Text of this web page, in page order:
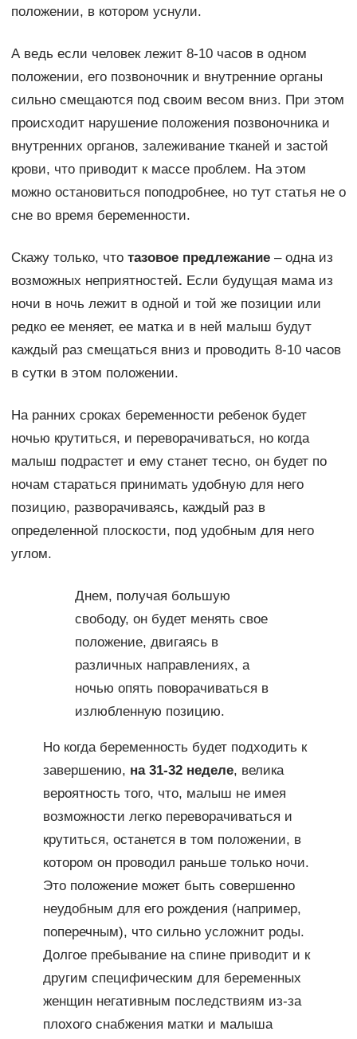
положении, в котором уснули.
А ведь если человек лежит 8-10 часов в одном
положении, его позвоночник и внутренние органы
сильно смещаются под своим весом вниз. При этом
происходит нарушение положения позвоночника и
внутренних органов, залеживание тканей и застой
крови, что приводит к массе проблем. На этом
можно остановиться поподробнее, но тут статья не о
сне во время беременности.
Скажу только, что тазовое предлежание– одна из
возможных неприятностей. Если будущая мама из
ночи в ночь лежит в одной и той же позиции или
редко ее меняет, ее матка и в ней малыш будут
каждый раз смещаться вниз и проводить 8-10 часов
в сутки в этом положении.
На ранних сроках беременности ребенок будет
ночью крутиться, и переворачиваться, но когда
малыш подрастет и ему станет тесно, он будет по
ночам стараться принимать удобную для него
позицию, разворачиваясь, каждый раз в
определенной плоскости, под удобным для него
углом.
Днем, получая большую
свободу, он будет менять свое
положение, двигаясь в
различных направлениях, а
ночью опять поворачиваться в
излюбленную позицию.
Но когда беременность будет подходить к
завершению, на 31-32 неделе, велика
вероятность того, что, малыш не имея
возможности легко переворачиваться и
крутиться, останется в том положении, в
котором он проводил раньше только ночи.
Это положение может быть совершенно
неудобным для его рождения (например,
поперечным), что сильно усложнит роды.
Долгое пребывание на спине приводит и к
другим специфическим для беременных
женщин негативным последствиям из-за
плохого снабжения матки и малыша